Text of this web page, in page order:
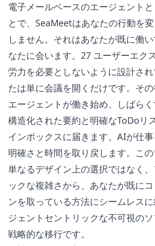
電子メールベースのエージェント
とで、SeaMeetはあなたの行動を
しません。それはあなたが既に働
なたに会います。27 ユーザーエク
労力を必要としないように設計さ
たは単に会議を開くだけです。そ
エージェントが働き始め、しばら
構造化された要約と明確なToDoリ
インボックスに届きます。AIが仕
明確さと時間を取り戻します。こ
単なるデザイン上の選択ではなく
ックな複雑さから、あなたが既に
ンを取っている方法にシームレス
ジェントセントリックな不可視の
戦略的な移行です。